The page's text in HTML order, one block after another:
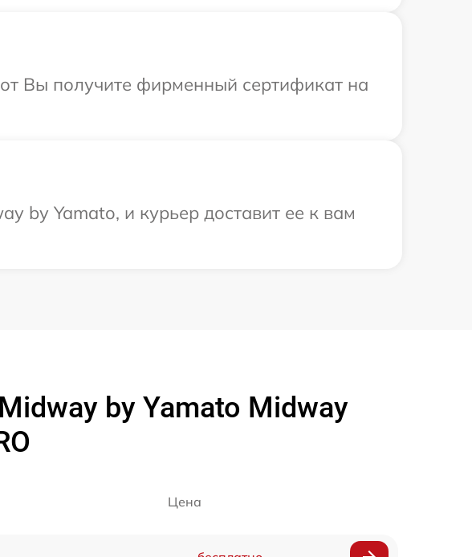
Вы получите фирменный сертификат на
by Yamato, и курьер доставит ее к вам
by Yamato Midway
Цена